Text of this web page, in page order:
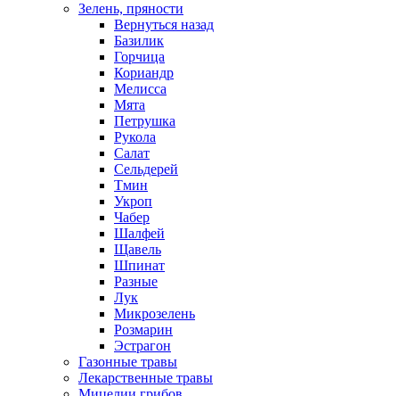
Зелень, пряности
Вернуться назад
Базилик
Горчица
Кориандр
Мелисса
Мята
Петрушка
Рукола
Салат
Сельдерей
Тмин
Укроп
Чабер
Шалфей
Щавель
Шпинат
Разные
Лук
Микрозелень
Розмарин
Эстрагон
Газонные травы
Лекарственные травы